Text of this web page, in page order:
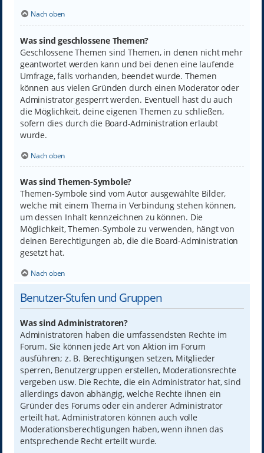
Nach oben
Was sind geschlossene Themen?
Geschlossene Themen sind Themen, in denen nicht mehr
geantwortet werden kann und bei denen eine laufende
Umfrage, falls vorhanden, beendet wurde. Themen
können aus vielen Gründen durch einen Moderator oder
Administrator gesperrt werden. Eventuell hast du auch
die Möglichkeit, deine eigenen Themen zu schließen,
sofern dies durch die Board-Administration erlaubt
wurde.
Nach oben
Was sind Themen-Symbole?
Themen-Symbole sind vom Autor ausgewählte Bilder,
welche mit einem Thema in Verbindung stehen können,
um dessen Inhalt kennzeichnen zu können. Die
Möglichkeit, Themen-Symbole zu verwenden, hängt von
deinen Berechtigungen ab, die die Board-Administration
gesetzt hat.
Nach oben
Benutzer-Stufen und Gruppen
Was sind Administratoren?
Administratoren haben die umfassendsten Rechte im
Forum. Sie können jede Art von Aktion im Forum
ausführen; z. B. Berechtigungen setzen, Mitglieder
sperren, Benutzergruppen erstellen, Moderationsrechte
vergeben usw. Die Rechte, die ein Administrator hat, sind
allerdings davon abhängig, welche Rechte ihnen ein
Gründer des Forums oder ein anderer Administrator
erteilt hat. Administratoren können auch volle
Moderationsberechtigungen haben, wenn ihnen das
entsprechende Recht erteilt wurde.